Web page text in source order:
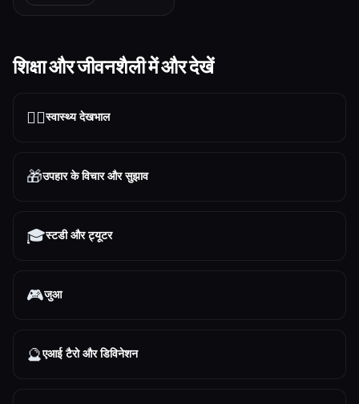
शिक्षा और जीवनशैली में और देखें
👩‍⚕️स्वास्थ्य देखभाल
🎁उपहार के विचार और सुझाव
🎓स्टडी और ट्यूटर
🎮जुआ
🔮एआई टैरो और डिविनेशन